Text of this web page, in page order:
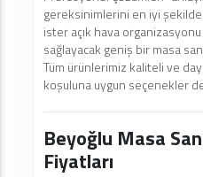
gereksinimlerini en iyi şekilde
ister açık hava
sağlayacak geniş bir masa
Tüm ürünlerimiz kaliteli ve
koşuluna uygun seçenekler
Beyoğlu Masa
Fiyatları